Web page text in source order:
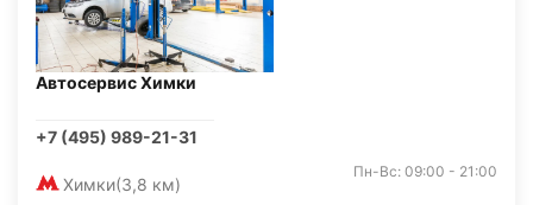
Автосервис Химки
+7 (495) 989-21-31
Химки(3,8 км)
Пн-Вс: 09:00 - 21:00